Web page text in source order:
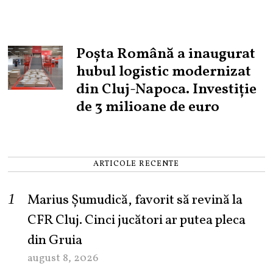
Poșta Română a inaugurat
hubul logistic modernizat
din Cluj-Napoca. Investiție
de 3 milioane de euro
ARTICOLE RECENTE
Marius Șumudică, favorit să revină la
CFR Cluj. Cinci jucători ar putea pleca
din Gruia
august 8, 2026